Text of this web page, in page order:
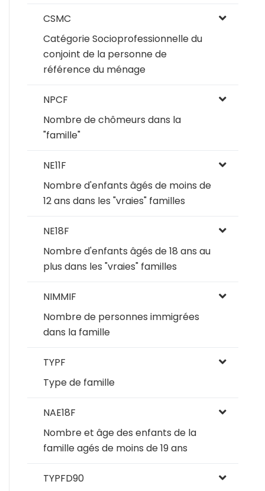
CSMC
Catégorie Socioprofessionnelle du
conjoint de la personne de
référence du ménage
NPCF
Nombre de chômeurs dans la
"famille"
NE11F
Nombre d'enfants âgés de moins de
12 ans dans les "vraies" familles
NE18F
Nombre d'enfants âgés de 18 ans au
plus dans les "vraies" familles
NIMMIF
Nombre de personnes immigrées
dans la famille
TYPF
Type de famille
NAE18F
Nombre et âge des enfants de la
famille agés de moins de 19 ans
TYPFD90